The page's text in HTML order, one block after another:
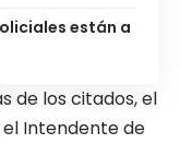
están a
de los citados, el
el Intendente de